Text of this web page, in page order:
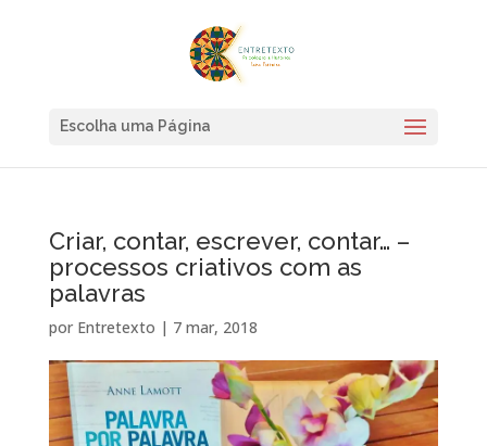
Escolha uma Página
Criar, contar, escrever, contar… –
processos criativos com as
palavras
por Entretexto | 7 mar, 2018